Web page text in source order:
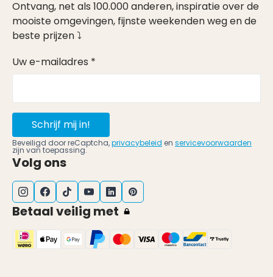
Ontvang, net als 100.000 anderen, inspiratie over de
mooiste omgevingen, fijnste weekenden weg en de
beste prijzen ⤵
Uw e-mailadres *
Schrijf mij in!
Beveiligd door reCaptcha,privacybeleid en servicevoorwaarden
zijn van toepassing.
Volg ons
Betaal veilig met